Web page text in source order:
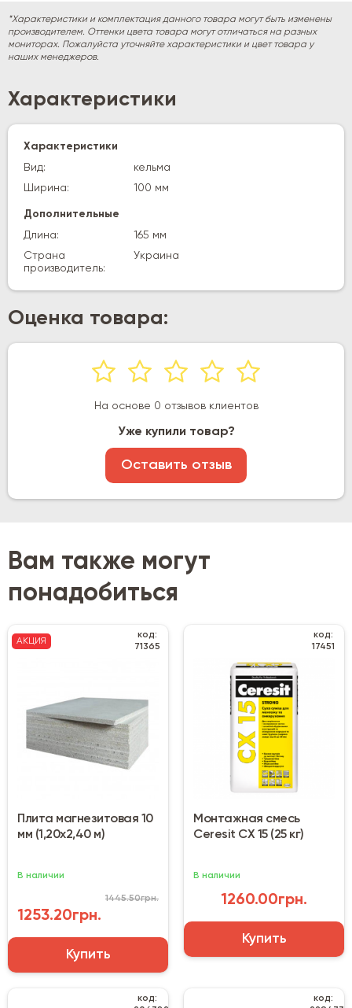
*Характеристики и комплектация данного товара могут быть изменены
производителем. Оттенки цвета товара могут отличаться на разных
мониторах. Пожалуйста уточняйте характеристики и цвет товара у
наших менеджеров.
Характеристики
Характеристики
Вид:
кельма
Ширина:
100 мм
Дополнительные
Длина:
165 мм
Страна
производитель:
Украина
Оценка товара:
На основе 0 отзывов клиентов
Уже купили товар?
Оставить отзыв
Вам также могут
понадобиться
АКЦИЯ
код:
71365
Плита магнезитовая 10
мм (1,20х2,40 м)
В наличии
1253.20грн.
1445.50грн.
Купить
код:
17451
Монтажная смесь
Ceresit CX 15 (25 кг)
В наличии
1260.00грн.
Купить
код:
код: